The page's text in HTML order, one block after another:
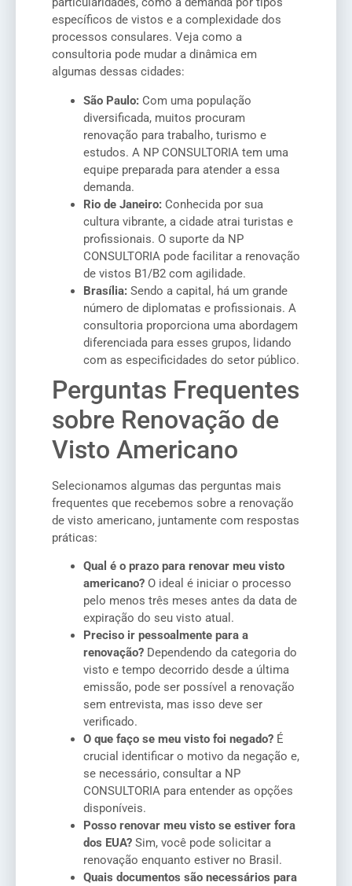
específicos de vistos e a complexidade dos
processos consulares. Veja como a
consultoria pode mudar a dinâmica em
algumas dessas cidades:
São Paulo: Com uma população
diversificada, muitos procuram
renovação para trabalho, turismo e
estudos. A NP CONSULTORIA tem uma
equipe preparada para atender a essa
demanda.
Rio de Janeiro: Conhecida por sua
cultura vibrante, a cidade atrai turistas e
profissionais. O suporte da NP
CONSULTORIA pode facilitar a renovação
de vistos B1/B2 com agilidade.
Brasília: Sendo a capital, há um grande
número de diplomatas e profissionais. A
consultoria proporciona uma abordagem
diferenciada para esses grupos, lidando
com as especificidades do setor público.
Perguntas Frequentes
sobre Renovação de
Visto Americano
Selecionamos algumas das perguntas mais
frequentes que recebemos sobre a renovação
de visto americano, juntamente com respostas
práticas:
Qual é o prazo para renovar meu visto
americano? O ideal é iniciar o processo
pelo menos três meses antes da data de
expiração do seu visto atual.
Preciso ir pessoalmente para a
renovação? Dependendo da categoria do
visto e tempo decorrido desde a última
emissão, pode ser possível a renovação
sem entrevista, mas isso deve ser
verificado.
O que faço se meu visto foi negado? É
crucial identificar o motivo da negação e,
se necessário, consultar a NP
CONSULTORIA para entender as opções
disponíveis.
Posso renovar meu visto se estiver fora
dos EUA? Sim, você pode solicitar a
renovação enquanto estiver no Brasil.
Quais documentos são necessários para